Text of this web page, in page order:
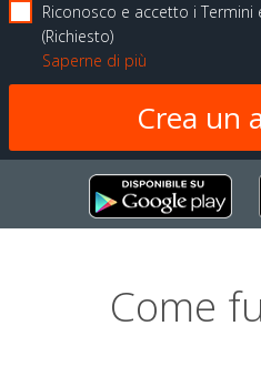
Riconosco e accetto i Termini
Richiesto
Saperne di più
Come